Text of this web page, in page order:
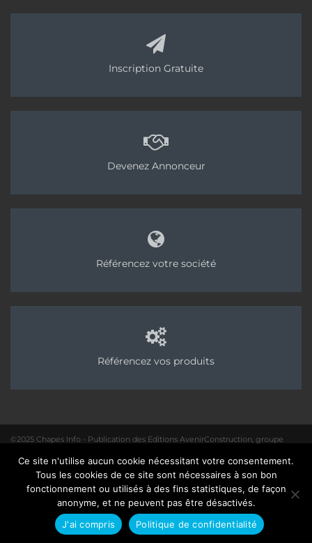
Inscription Gratuite
Devenez Annonceur
Référencez votre société
Référencez vos produits
©2025 Chapes Info - Publication des Editions AvenirConstruction, groupe
01 40 31 64 80 |
Rédaction Mentions légales – Politique de confidentialité
Site :Seedcom.fr
Ce site n'utilise aucun cookie nécessitant votre consentement.
Tous les cookies de ce site sont nécessaires à son bon
fonctionnement ou utilisés à des fins statistiques, de façon
anonyme, et ne peuvent pas être désactivés.
J'ai compris
Politique de confidentialité